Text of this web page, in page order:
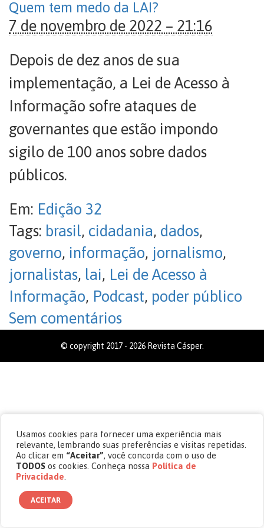
Quem tem medo da LAI?
7 de novembro de 2022 – 21:16
Depois de dez anos de sua
implementação, a Lei de Acesso à
Informação sofre ataques de
governantes que estão impondo
sigilo de 100 anos sobre dados
públicos.
Em: Edição 32
Tags: brasil, cidadania, dados,
governo, informação, jornalismo,
jornalistas, lai, Lei de Acesso à
Informação, Podcast, poder público
Sem comentários
© copyright 2017 - 2026 Revista Cásper.
Usamos cookies para fornecer uma experiência mais
relevante, lembrando suas preferências e visitas repetidas.
Ao clicar em “Aceitar”, você concorda com o uso de
TODOS os cookies. Conheça nossa Política de
Privacidade
ACEITAR